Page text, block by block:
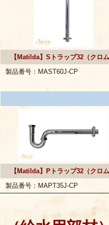
【Matilda】Sトラップ32（クロ
製品番号：MAST60J-CP
【Matilda】Pトラップ32（クロ
製品番号：MAPT35J-CP